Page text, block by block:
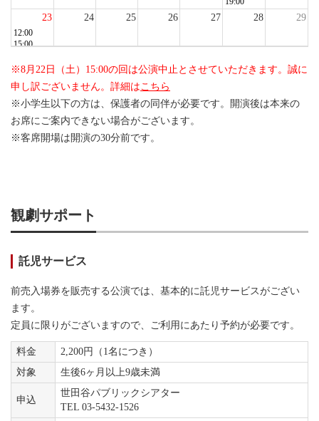
23 24 25 26 27 28 29
12:00
15:00
※8月22日（土）15:00の回は公演中止とさせていただきます。誠に
申し訳ございません。詳細は こちら
※小学生以下の方は、保護者の同伴が必要です。開演後は本来の
お席にご案内できない場合がございます。
※客席開場は開演の30分前です。
観劇サポート
託児サービス
前売入場券を販売する公演では、基本的に託児サービスがござい
ます。
定員に限りがございますので、ご利用にあたり予約が必要です。
料金
2,200円（1名につき）
対象
生後6ヶ月以上9歳未満
申込
世田谷パブリックシアター
TEL 03-5432-1526